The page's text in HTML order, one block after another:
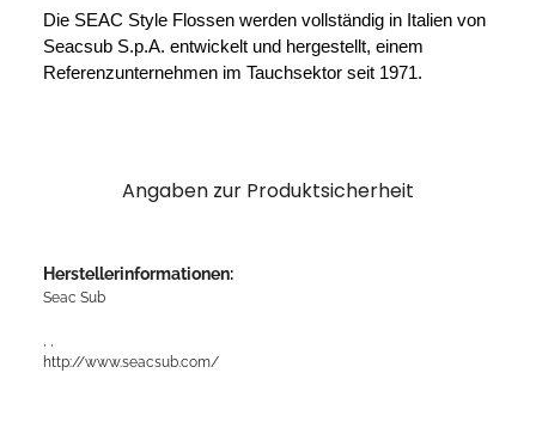
Die SEAC Style Flossen werden vollständig in Italien von
Seacsub S.p.A. entwickelt und hergestellt, einem
Referenzunternehmen im Tauchsektor seit 1971.
Angaben zur Produktsicherheit
Herstellerinformationen:
Seac Sub
http://www.seacsub.com/